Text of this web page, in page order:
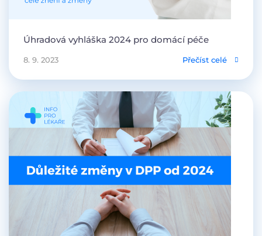
Úhradová vyhláška 2024 pro domácí péče
8. 9. 2023 Přečíst celé